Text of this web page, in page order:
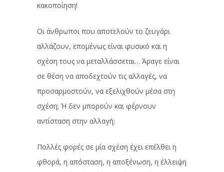
κακοποίηση!
Οι άνθρωποι που αποτελούν το ζευγάρι
αλλάζουν, επομένως είναι φυσικό και η
σχέση τους να μεταλλάσσεται… Άραγε είναι
σε θέση να αποδεχτούν τις αλλαγές, να
προσαρμοστούν, να εξελιχθούν μέσα στη
σχέση; Ή δεν μπορούν και φέρνουν
αντίσταση στην αλλαγή;
Πολλές φορές σε μία σχέση έχει επέλθει η
φθορά, η απόσταση, η αποξένωση, η έλλειψη